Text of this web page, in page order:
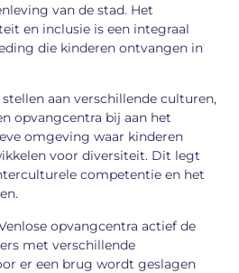
van de stad. Het
en inclusie is een integraal
die kinderen ontvangen in
aan verschillende culturen,
opvangcentra bij aan het
omgeving waar kinderen
voor diversiteit. Dit legt
competentie en het
opvangcentra actief de
met verschillende
er een brug wordt geslagen